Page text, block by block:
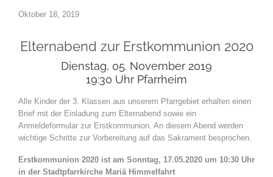
Oktober 18, 2019
Elternabend zur Erstkommunion 2020
Dienstag, 05. November 2019
19:30 Uhr Pfarrheim
Alle Kinder der 3. Klassen aus unserem Pfarrgebiet erhalten einen
Brief mit der Einladung zum Elternabend sowie ein
Anmeldeformular zur Erstkommunion. An diesem Abend werden
wichtige Schritte zur Vorbereitung auf das Sakrament besprochen.
Erstkommunion 2020 ist am Sonntag, 17.05.2020 um 10:30 Uhr
in der Stadtpfarrkirche Mariä Himmelfahrt